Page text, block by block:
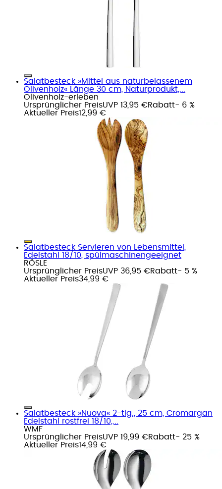
Salatbesteck »Mittel aus naturbelassenem
Olivenholz« Länge 30 cm, Naturprodukt,...
Olivenholz-erleben
Ursprünglicher PreisUVP 13,95 €Rabatt- 6 %
Aktueller Preis12,99 €
Salatbesteck Servieren von Lebensmittel,
Edelstahl 18/10, spülmaschinengeeignet
RÖSLE
Ursprünglicher PreisUVP 36,95 €Rabatt- 5 %
Aktueller Preis34,99 €
Salatbesteck »Nuova« 2-tlg., 25 cm, Cromargan
Edelstahl rostfrei 18/10,...
WMF
Ursprünglicher PreisUVP 19,99 €Rabatt- 25 %
Aktueller Preis14,99 €